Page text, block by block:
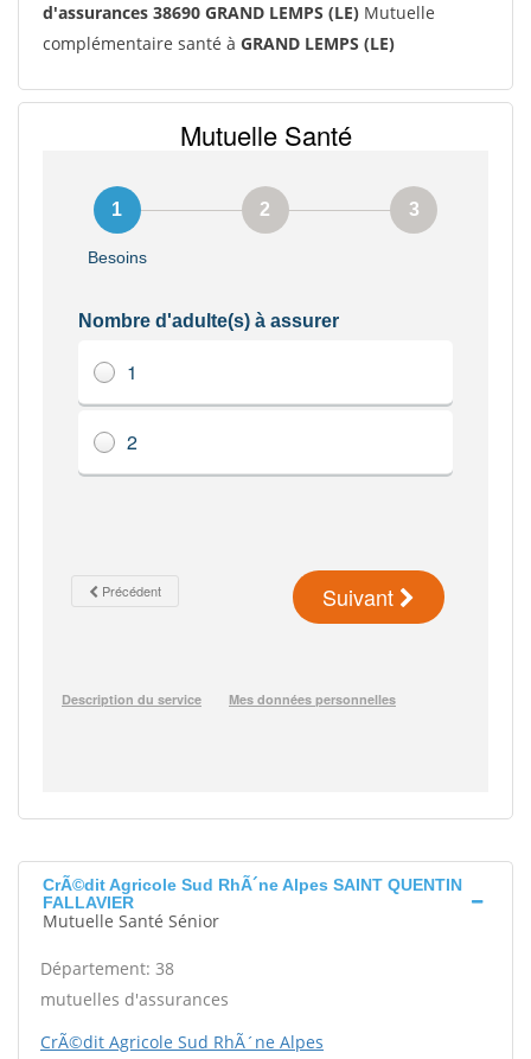
d'assurances 38690 GRAND LEMPS (LE) Mutuelle
complémentaire santé à GRAND LEMPS (LE)
CrÃ©dit Agricole Sud RhÃ´ne Alpes SAINT QUENTIN
FALLAVIER
Mutuelle Santé Sénior
Département: 38
mutuelles d'assurances
CrÃ©dit Agricole Sud RhÃ´ne Alpes